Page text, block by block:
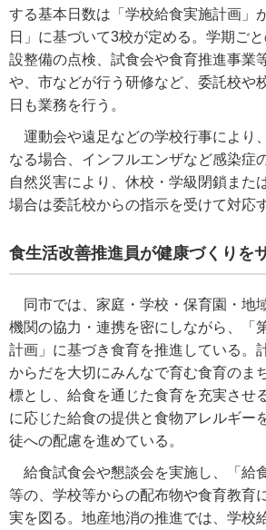
する基本日数は「学校給食実施計画」
日」に基づいて3校が定める。学期ご
設整備の点検、試食会や食育推進事業
や、市などが行う研修など、委託校や
日も業務を行う。
運動会や遠足などの学校行事により
なる場合、インフルエンザなど感染症
自然災害により、休校・学級閉鎖また
場合は委託校からの指示を受けて対応
食生活改善推進員が健康づくりを
同市では、家庭・学校・保育園・地
機関の協力・連携を密にしながら、「
計画」に基づき食育を推進している。
からだを大切にみんなで育む食育のま
標とし、給食を通じた食育を充実させ
に応じた給食の提供と食物アレルギー
徒への配慮を進めている。
給食試食会や懇談会を実施し、「給
等の、学校等からの配布物や食育教育
実を図る。地産地消の推進では、学校